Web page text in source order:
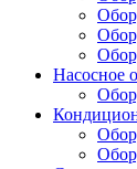
Насосное